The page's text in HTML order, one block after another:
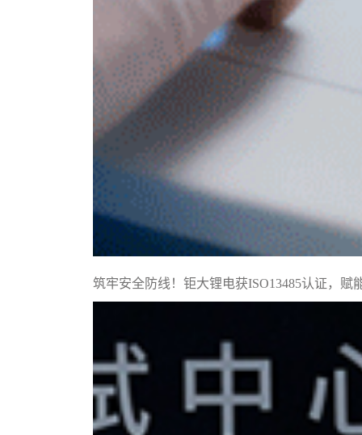
筑牢安全防线！钜大锂电获ISO13485认证，赋